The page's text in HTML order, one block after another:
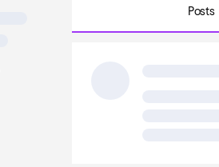
Posts